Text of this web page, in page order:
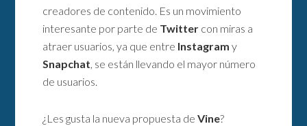
creadores de contenido. Es un movimiento
interesante por parte de Twitter con miras a
atraer usuarios, ya que entre Instagramy
Snapchat , se están llevando el mayor número
de usuarios.
¿Les gusta la nueva propuesta deVine?